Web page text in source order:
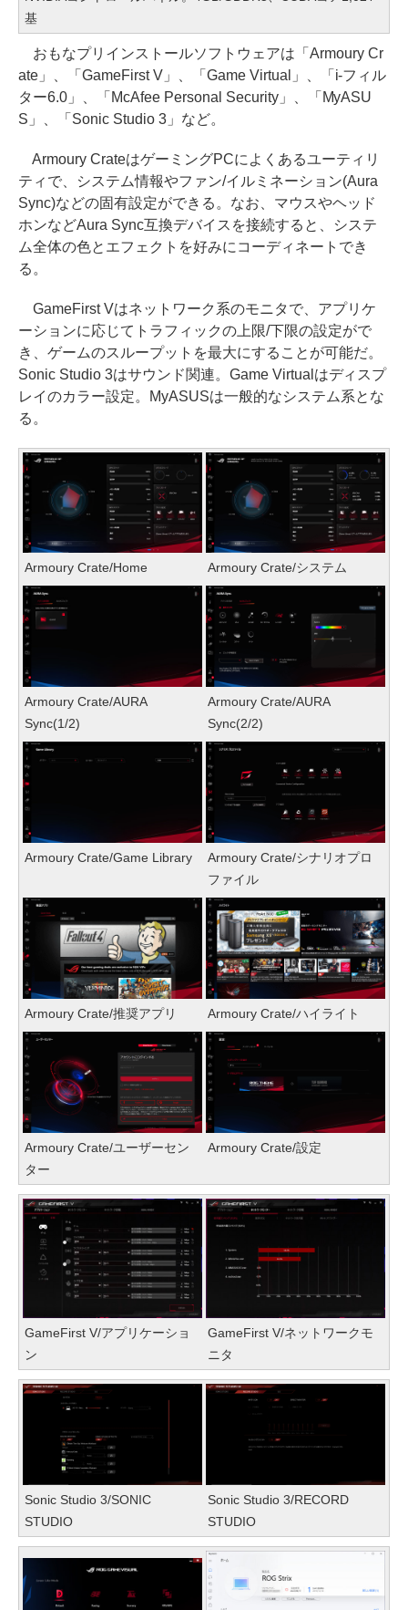
基
おもなプリインストールソフトウェアは「Armoury Cr
ate」、「GameFirst V」、「Game Virtual」、「i-フィル
ター6.0」、「McAfee Personal Security」、「MyASU
S」、「Sonic Studio 3」など。
Armoury CrateはゲーミングPCによくあるユーティリ
ティで、システム情報やファン/イルミネーション(Aura
Sync)などの固有設定ができる。なお、マウスやヘッド
ホンなどAura Sync互換デバイスを接続すると、システ
ム全体の色とエフェクトを好みにコーディネートでき
る。
GameFirst Vはネットワーク系のモニタで、アプリケ
ーションに応じてトラフィックの上限/下限の設定がで
き、ゲームのスループットを最大にすることが可能だ。
Sonic Studio 3はサウンド関連。Game Virtualはディスプ
レイのカラー設定。MyASUSは一般的なシステム系とな
る。
Armoury Crate/Home Armoury Crate/システム
Armoury Crate/AURA
Sync(1/2)
Armoury Crate/AURA
Sync(2/2)
Armoury Crate/Game Library
Armoury Crate/シナリオプロ
ファイル
Armoury Crate/推奨アプリ Armoury Crate/ハイライト
Armoury Crate/ユーザーセン
ター
Armoury Crate/設定
GameFirst V/アプリケーショ
ン
GameFirst V/ネットワークモ
ニタ
Sonic Studio 3/SONIC
STUDIO
Sonic Studio 3/RECORD
STUDIO